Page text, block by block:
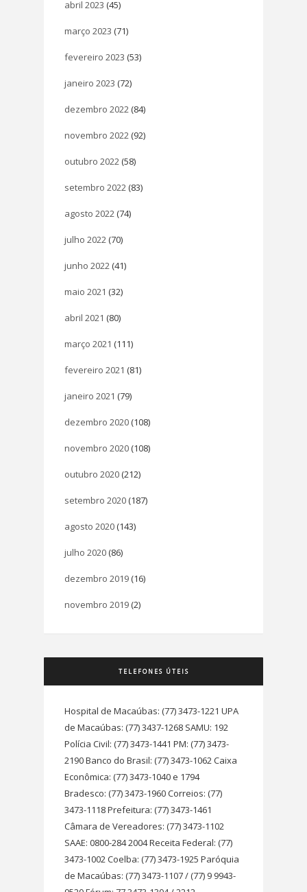
abril 2023 (45)
março 2023 (71)
fevereiro 2023 (53)
janeiro 2023 (72)
dezembro 2022 (84)
novembro 2022 (92)
outubro 2022 (58)
setembro 2022 (83)
agosto 2022 (74)
julho 2022 (70)
junho 2022 (41)
maio 2021 (32)
abril 2021 (80)
março 2021 (111)
fevereiro 2021 (81)
janeiro 2021 (79)
dezembro 2020 (108)
novembro 2020 (108)
outubro 2020 (212)
setembro 2020 (187)
agosto 2020 (143)
julho 2020 (86)
dezembro 2019 (16)
novembro 2019 (2)
TELEFONES ÚTEIS
Hospital de Macaúbas: (77) 3473-1221 UPA
de Macaúbas: (77) 3437-1268 SAMU: 192
Polícia Civil: (77) 3473-1441 PM: (77) 3473-
2190 Banco do Brasil: (77) 3473-1062 Caixa
Econômica: (77) 3473-1040 e 1794
Bradesco: (77) 3473-1960 Correios: (77)
3473-1118 Prefeitura: (77) 3473-1461
Câmara de Vereadores: (77) 3473-1102
SAAE: 0800-284 2004 Receita Federal: (77)
3473-1002 Coelba: (77) 3473-1925 Paróquia
de Macaúbas: (77) 3473-1107 / (77) 9 9943-